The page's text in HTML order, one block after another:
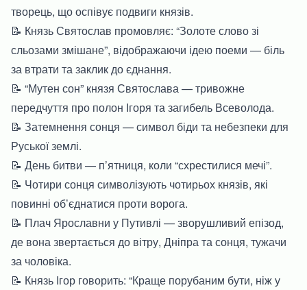
творець, що оспівує подвиги князів.
📝 Князь Святослав промовляє: “Золоте слово зі
сльозами змішане”, відображаючи ідею поеми — біль
за втрати та заклик до єднання.
📝 “Мутен сон” князя Святослава — тривожне
передчуття про полон Ігоря та загибель Всеволода.
📝 Затемнення сонця — символ біди та небезпеки для
Руської землі.
📝 День битви — п’ятниця, коли “схрестилися мечі”.
📝 Чотири сонця символізують чотирьох князів, які
повинні об’єднатися проти ворога.
📝 Плач Ярославни у Путивлі — зворушливий епізод,
де вона звертається до вітру, Дніпра та сонця, тужачи
за чоловіка.
📝 Князь Ігор говорить: “Краще порубаним бути, ніж у